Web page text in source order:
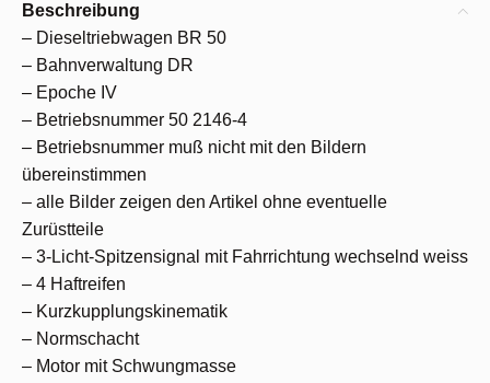
Beschreibung
– Dieseltriebwagen BR 50
– Bahnverwaltung DR
– Epoche IV
– Betriebsnummer 50 2146-4
– Betriebsnummer muß nicht mit den Bildern
übereinstimmen
– alle Bilder zeigen den Artikel ohne eventuelle
Zurüstteile
– 3-Licht-Spitzensignal mit Fahrrichtung wechselnd weiss
– 4 Haftreifen
– Kurzkupplungskinematik
– Normschacht
– Motor mit Schwungmasse